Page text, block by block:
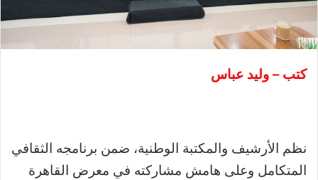
كتب – وليد عباس
نظم الأرشيف والمكتبة الوطنية، ضمن برنامجه الثقافي
المتكامل وعلى هامش مشاركته في معرض القاهرة